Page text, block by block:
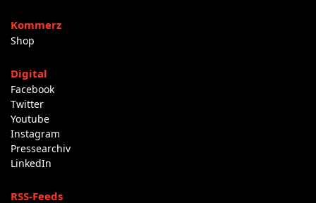
Kommerz
Shop
Digital
Facebook
Twitter
Youtube
Instagram
Pressearchiv
LinkedIn
RSS-Feeds